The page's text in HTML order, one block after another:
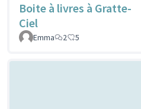
Boite à livres à Gratte-
Ciel
Emma
2 5